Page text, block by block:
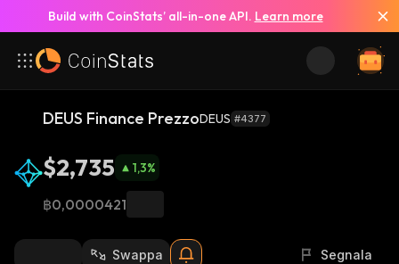
Build with CoinStats’ all-in-one API. Learn more
DEUS Finance PrezzoDEUS #4377
$2,735 1,3%
฿0,0000421
Swappa Segnala